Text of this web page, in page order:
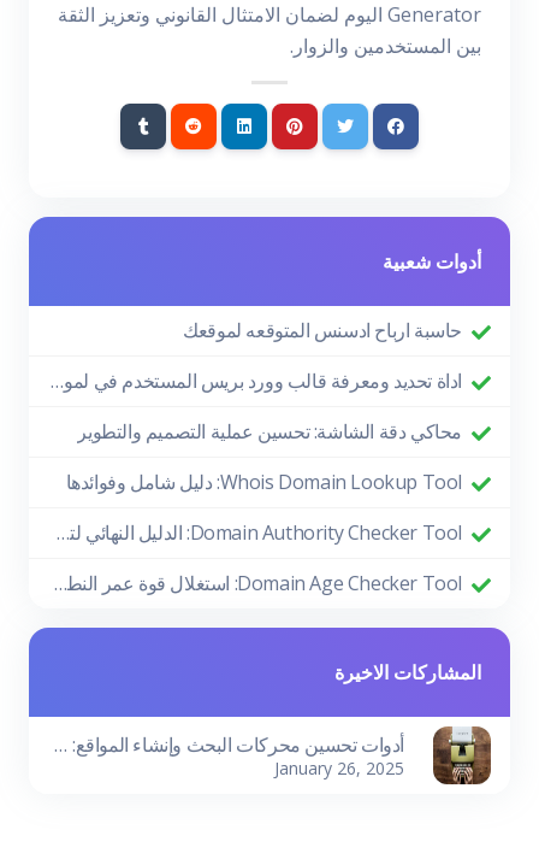
Generator اليوم لضمان الامتثال القانوني وتعزيز الثقة
بين المستخدمين والزوار.
أدوات شعبية
حاسبة ارباح ادسنس المتوقعه لموقعك
اداة تحديد ومعرفة قالب وورد بريس المستخدم في لموقع
محاكي دقة الشاشة: تحسين عملية التصميم والتطوير
Whois Domain Lookup Tool: دليل شامل وفوائدها
Domain Authority Checker Tool: الدليل النهائي لتعزيز أداء موقعك في تحسين محركات البحث
Domain Age Checker Tool: استغلال قوة عمر النطاق لتحقيق نجاح SEO
المشاركات الاخيرة
أدوات تحسين محركات البحث وإنشاء المواقع: دليلك لتحقيق النجاح الرقمي
January 26, 2025